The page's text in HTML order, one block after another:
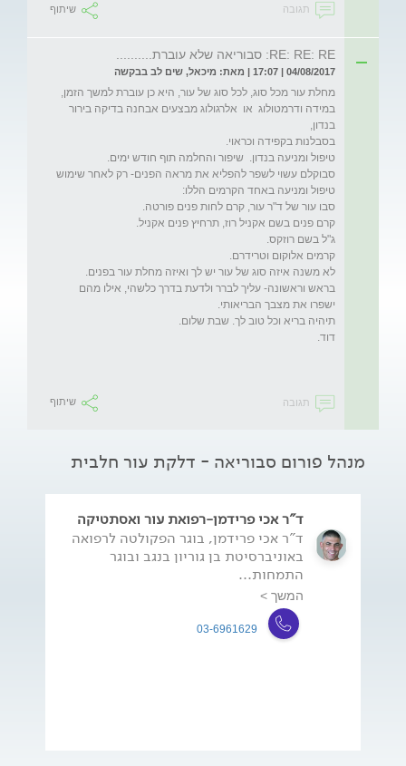
תגובה שיתוף
RE: RE: RE: סבוריאה שלא עוברת..........
04/08/2017 | 17:07 | מאת: מיכאל, שים לב בבקשה
במידה ודרמטולוג  או  אלרגולוג מבצעים אבחנה בדיקה בירור
סבוקלם עשוי לשפר להפליא את מראה הפנים- רק לאחר שימוש
בראש וראשונה- עליך לברר ולדעת בדרך כלשהי, אילו מהם
תגובה שיתוף
מנהל פורום סבוריאה - דלקת עור חלבית
ד"ר אכי פרידמן-רפואת עור ואסתטיקה
ד"ר אכי פרידמן, בוגר הפקולטה לרפואה
באוניברסיטת בן גוריון בנגב ובוגר
התמחות...
המשך >
03-6961629